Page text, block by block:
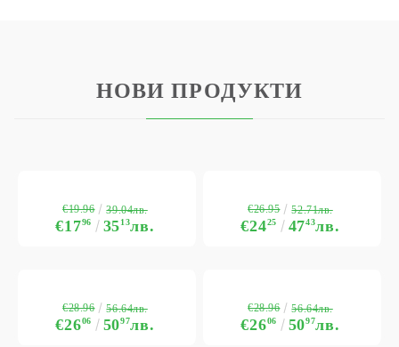
НОВИ ПРОДУКТИ
€1796 3513лв.
€19.96 39.04лв.
€2425 4743лв.
€26.95 52.71лв.
€2606 5097лв.
€28.96 56.64лв.
€2606 5097лв.
€28.96 56.64лв.